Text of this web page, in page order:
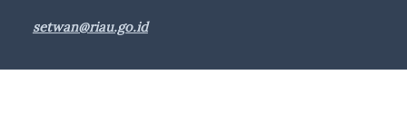
setwan@riau.go.id